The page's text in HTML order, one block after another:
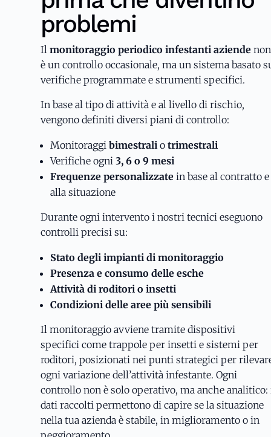
problemi
Ilmonitoraggio periodico infestanti aziende non
è un controllo occasionale, ma un sistema basato
verifiche programmate e strumenti specifici.
In base al tipo di attività e al livello di rischio,
vengono definiti diversi piani di controllo:
Monitoraggibimestrali otrimestrali
Verifiche ogni3, 6 o 9 mesi
Frequenze personalizzate in base al contratto e
alla situazione
Durante ogni intervento i nostri tecnici eseguono
controlli precisi su:
Stato degli impianti di monitoraggio
Presenza e consumo delle esche
Attività di roditori o insetti
Condizioni delle aree più sensibili
Il monitoraggio avviene tramite dispositivi
specifici come trappole per insetti e sistemi per
roditori, posizionati nei punti strategici per
ogni variazione dell’attività infestante. Ogni
controllo non è solo operativo, ma anche analitico:
dati raccolti permettono di capire se la situazione
nella tua azienda è stabile, in miglioramento o in